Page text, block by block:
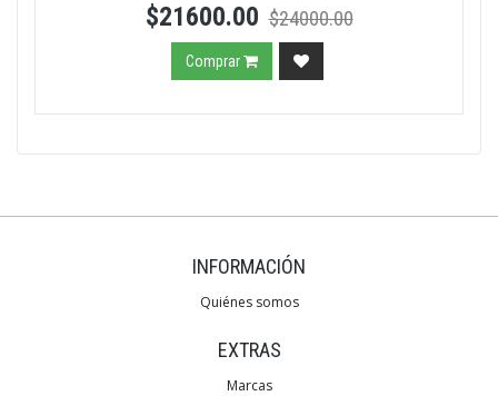
$21600.00 $24000.00
Comprar
INFORMACIÓN
Quiénes somos
EXTRAS
Marcas